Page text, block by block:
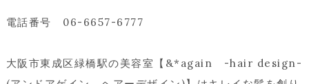
電話番号 06-6657-6777
大阪市東成区緑橋駅の美容室【&*again -hair design-